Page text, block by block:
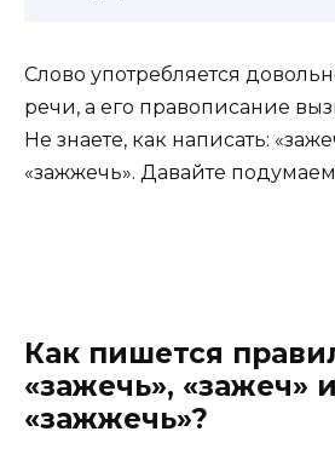
Слово употребляется
речи, а его правописание
Не знаете, как написать:
«зажжечь». Давайте
Как пишется
«зажечь», «зажеч»
«зажжечь»?